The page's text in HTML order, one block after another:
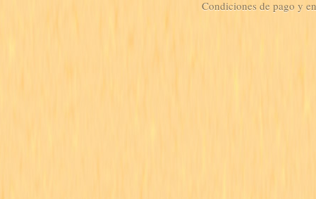
Condiciones de pago y